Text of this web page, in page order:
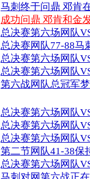
马刺终于问鼎 邓肯
成功问鼎 邓肯和金
总决赛第六场网队
总决赛网队77-88马
总决赛第六场网队
总决赛第六场网队
第六战网队总冠军
总决赛第六场网队
总决赛第六场网队
总决赛第六场网队
第二节网队41-38保
总决赛第六场网队
马刺对网第六战正